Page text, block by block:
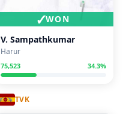
✓WON
V. Sampathkumar
Harur
75,523 34.3%
TVK